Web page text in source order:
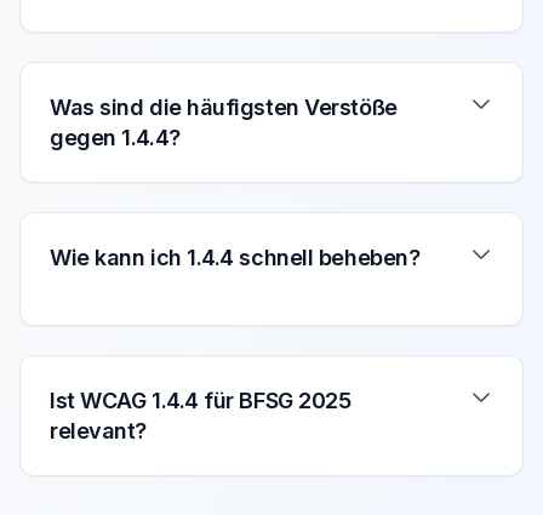
Was sind die häufigsten Verstöße
gegen 1.4.4?
Wie kann ich 1.4.4 schnell beheben?
Ist WCAG 1.4.4 für BFSG 2025
relevant?